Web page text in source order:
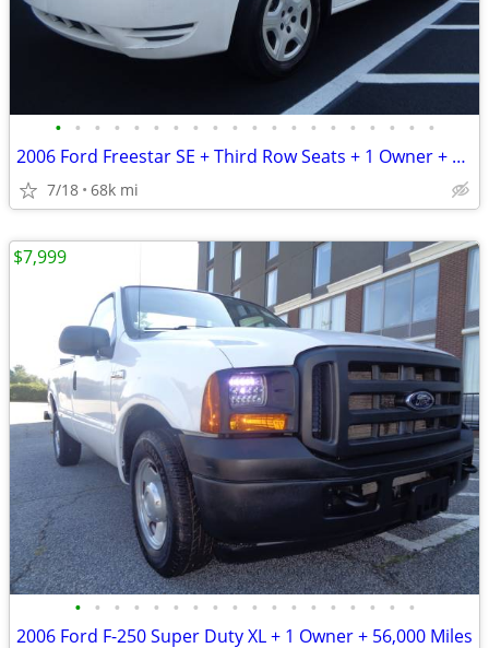
• • • • • • • • • • • • • • • • • • • •
2006 Ford Freestar SE + Third Row Seats + 1 Owner + 68,000 Miles
7/18 68k mi
• • • • • • • • • • • • • • • • • •
2006 Ford F-250 Super Duty XL + 1 Owner + 56,000 Miles
$7,999